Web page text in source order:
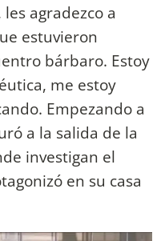
agradezco a
estuvieron
bárbaro. Estoy
me estoy
Empezando a
a la salida de la
investigan el
en su casa